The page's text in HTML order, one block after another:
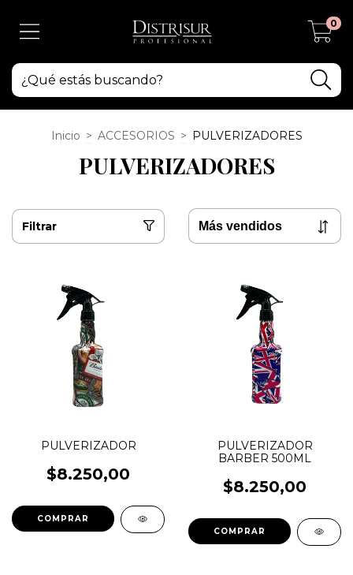
0
Inicio > ACCESORIOS > PULVERIZADORES
PULVERIZADORES
Filtrar
PULVERIZADOR
$8.250,00
PULVERIZADOR
BARBER 500ML
$8.250,00